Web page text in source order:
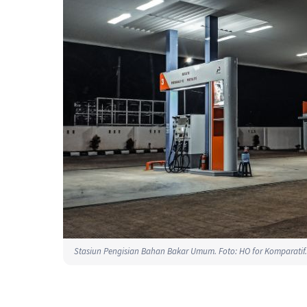
Stasiun Pengisian Bahan Bakar Umum. Foto: HO for